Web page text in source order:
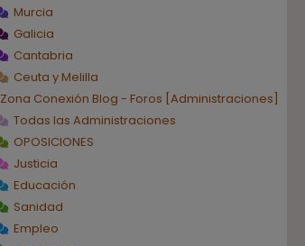
Murcia
Galicia
Cantabria
Ceuta y Melilla
Zona Conexión Blog - Foros [Administraciones]
Todas las Administraciones
OPOSICIONES
Justicia
Educación
Sanidad
Empleo